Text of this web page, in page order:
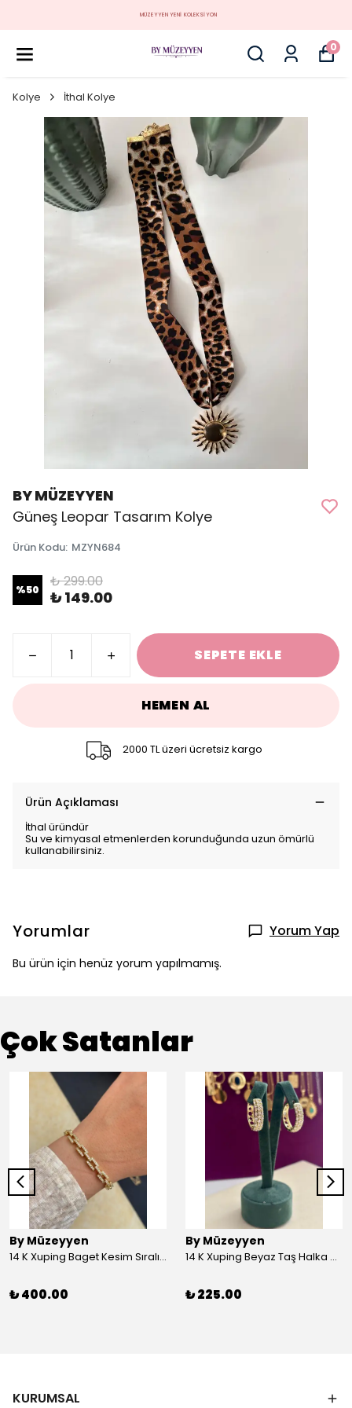
MÜZEYYEN YENİ KOLEKSİYON
0
Kolye İthal Kolye
BY MÜZEYYEN
Güneş Leopar Tasarım Kolye
Ürün Kodu: MZYN684
%50 ₺ 299.00
₺ 149.00
SEPETE EKLE
HEMEN AL
2000 TL üzeri ücretsiz kargo
Ürün Açıklaması
İthal üründür
Su ve kimyasal etmenlerden korunduğunda uzun ömürlü
kullanabilirsiniz.
Yorumlar Yorum Yap
Bu ürün için henüz yorum yapılmamış.
Çok Satanlar
By Müzeyyen
14 K Xuping Baget Kesim Sıralı Bileklik
₺ 400.00
By Müzeyyen
14 K Xuping Beyaz Taş Halka Küpe
₺ 225.00
KURUMSAL